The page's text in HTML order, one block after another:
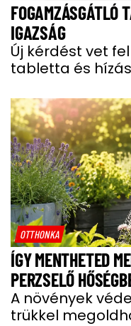
FOGAMZÁSGÁTLÓ
IGAZSÁG
Új kérdést vet
tabletta és
OTTHONKA
ÍGY MENTHETED
PERZSELŐ
A növények
trükkel